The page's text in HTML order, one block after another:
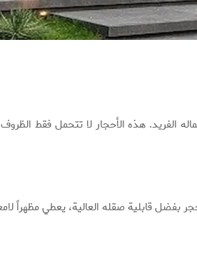
الفريد. هذه الأحجار لا تتحمل فقط
بفضل قابلية صقله العالية، يعطي مظهراً